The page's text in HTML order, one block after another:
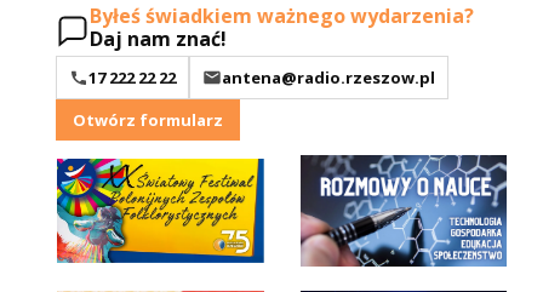
Byłeś świadkiem ważnego wydarzenia?
Daj nam znać!
17 222 22 22
antena@radio.rzeszow.pl
Otwórz formularz